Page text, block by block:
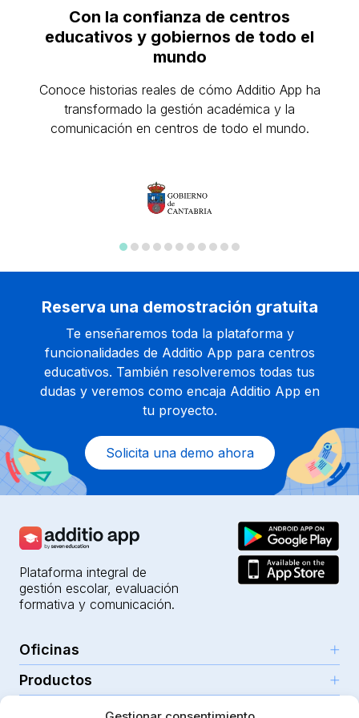
de música son tan amplias como tú quieras.
alumnado, la creación de actividades para
profesores de música, la comunicación con las
familias y alumnos, la gestión de asistencia e
calendario puedes crear tus propios eventos,
visualizar tus clases y tener todo organizado en
tu escuela de música.
Con la confianza de centros
educativos y gobiernos de todo el
mundo
Conoce historias reales de cómo Additio App ha
transformado la gestión académica y la
comunicación en centros de todo el mundo.
Reserva una demostración gratuita
Te enseñaremos toda la plataforma y
funcionalidades de Additio App para centros
educativos. También resolveremos todas tus
dudas y veremos como encaja Additio App en
tu proyecto.
Solicita una demo ahora
Plataforma integral de
gestión escolar, evaluación
formativa y comunicación.
Oficinas
Girona (HQ)
Parc Científic i Tecnològic
Productos